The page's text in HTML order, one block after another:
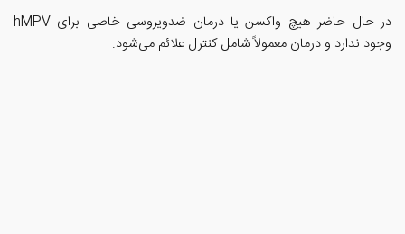
در حال حاضر هیچ واکسن یا درمان ضدویروسی خاصی برای hMPV
وجود ندارد و درمان معمولاً شامل کنترل علائم می‌شود.